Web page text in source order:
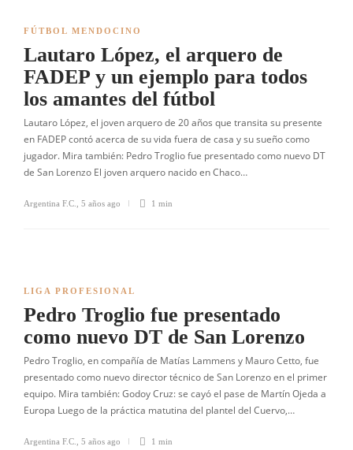
FÚTBOL MENDOCINO
Lautaro López, el arquero de
FADEP y un ejemplo para todos
los amantes del fútbol
Lautaro López, el joven arquero de 20 años que transita su presente
en FADEP contó acerca de su vida fuera de casa y su sueño como
jugador. Mira también: Pedro Troglio fue presentado como nuevo DT
de San Lorenzo El joven arquero nacido en Chaco…
Argentina F.C. 5 años ago 1 min
LIGA PROFESIONAL
Pedro Troglio fue presentado
como nuevo DT de San Lorenzo
Pedro Troglio, en compañía de Matías Lammens y Mauro Cetto, fue
presentado como nuevo director técnico de San Lorenzo en el primer
equipo. Mira también: Godoy Cruz: se cayó el pase de Martín Ojeda a
Europa Luego de la práctica matutina del plantel del Cuervo,…
Argentina F.C. 5 años ago 1 min